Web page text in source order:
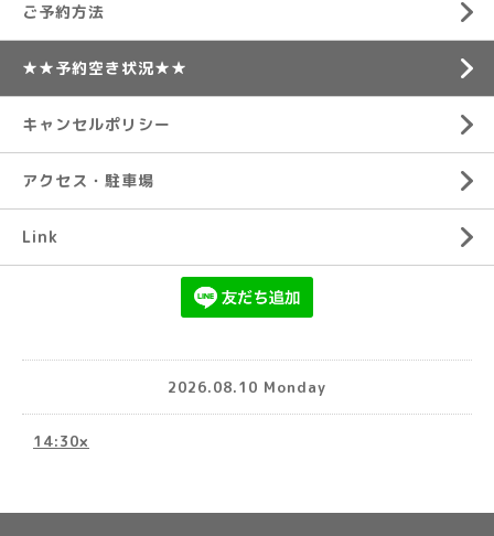
ご予約方法
★★予約空き状況★★
キャンセルポリシー
アクセス・駐車場
Link
2026.08.10 Monday
14:30×